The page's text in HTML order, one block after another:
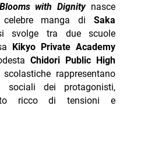
with Dignitynasce
celebre manga diSaka
svolge tra due scuole
Kikyo Private Academy
Chidori Public High
rappresentano
sociali dei protagonisti,
ricco di tensioni e